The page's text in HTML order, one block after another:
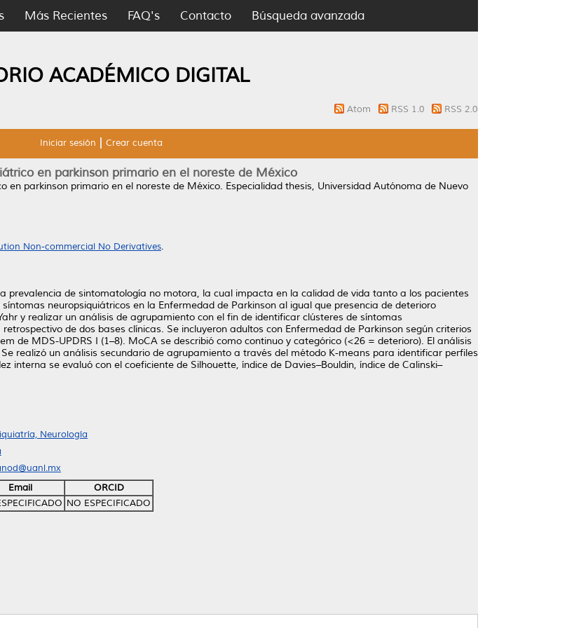
Más Recientes FAQ's Contacto Búsqueda avanzada
ACADÉMICO DIGITAL
Atom RSS 1.0 RSS 2.0
Iniciar sesión Crear cuenta
en parkinson primario en el noreste de México
en parkinson primario en el noreste de México. Especialidad thesis, Universidad Autónoma de Nuevo
Non-commercial No Derivatives.
prevalencia de sintomatología no motora, la cual impacta en la calidad de vida tanto a los pacientes
neuropsiquiátricos en la Enfermedad de Parkinson al igual que presencia de deterioro
y realizar un análisis de agrupamiento con el fin de identificar clústeres de síntomas
de dos bases clínicas. Se incluyeron adultos con Enfermedad de Parkinson según criterios
de MDS-UPDRS I (1–8). MoCA se describió como continuo y categórico (<26 = deterioro). El análisis
realizó un análisis secundario de agrupamiento a través del método K-means para identificar perfiles
interna se evaluó con el coeficiente de Silhouette, índice de Davies–Bouldin, índice de Calinski–
Neurología
Email
ORCID
NO ESPECIFICADO